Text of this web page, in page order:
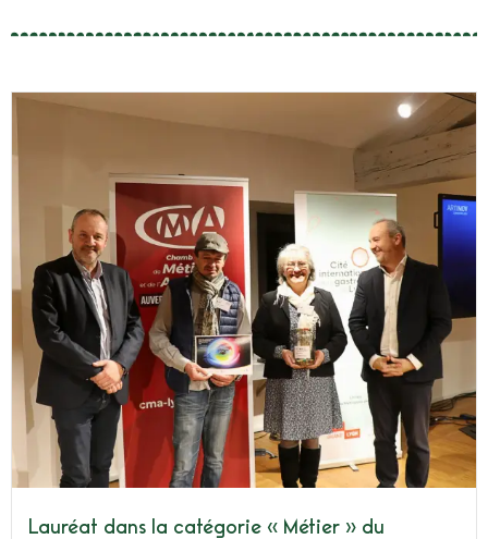
Lauréat dans la catégorie « Métier » du